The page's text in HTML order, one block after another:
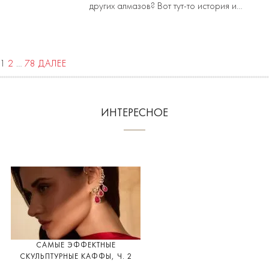
других алмазов? Вот тут-то история и…
1 2 … 78 ДАЛЕЕ
ИНТЕРЕСНОЕ
САМЫЕ ЭФФЕКТНЫЕ
СКУЛЬПТУРНЫЕ КАФФЫ, Ч. 2